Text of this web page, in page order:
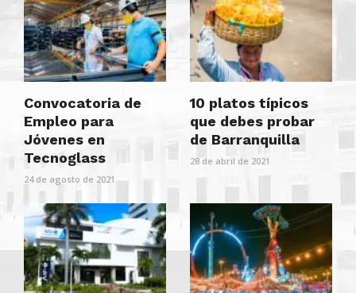
Convocatoria de
Empleo para
Jóvenes en
Tecnoglass
24 de agosto de 2021
10 platos típicos
que debes probar
de Barranquilla
28 de abril de 2021